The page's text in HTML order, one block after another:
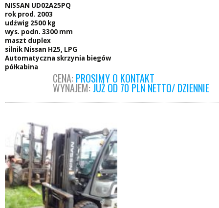
NISSAN UD02A25PQ
rok prod. 2003
udźwig 2500 kg
wys. podn. 3300 mm
maszt duplex
silnik Nissan H25, LPG
Automatyczna skrzynia biegów
półkabina
CENA: PROSIMY O KONTAKT
WYNAJEM: JUŻ OD 70 PLN NETTO/ DZIENNIE